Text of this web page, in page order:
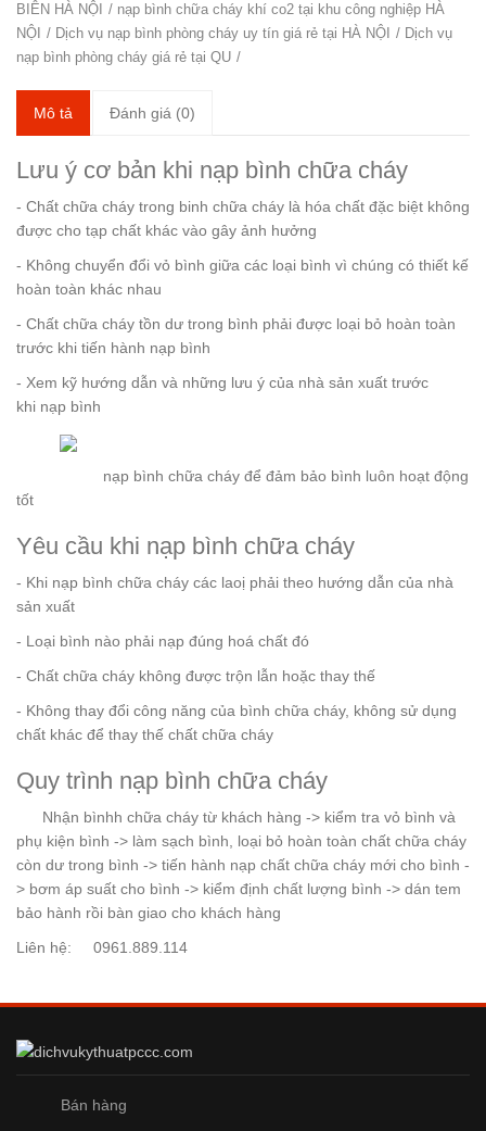
BIÊN HÀ NỘI
nạp bình chữa cháy khí co2 tại khu công nghiệp HÀ
NỘI
Dịch vụ nạp bình phòng cháy uy tín giá rẻ tại HÀ NỘI
Dịch vụ
nạp bình phòng cháy giá rẻ tại QU
Mô tả Đánh giá (0)
Lưu ý cơ bản khi nạp bình chữa cháy
- Chất chữa cháy trong binh chữa cháy là hóa chất đặc biệt không
được cho tạp chất khác vào gây ảnh hưởng
- Không chuyển đổi vỏ bình giữa các loại bình vì chúng có thiết kế
hoàn toàn khác nhau
- Chất chữa cháy tồn dư trong bình phải được loại bỏ hoàn toàn
trước khi tiến hành nạp bình
- Xem kỹ hướng dẫn và những lưu ý của nhà sản xuất trước
khi nạp bình
nạp bình chữa cháy để đảm bảo bình luôn hoạt động
tốt
Yêu cầu khi nạp bình chữa cháy
- Khi nạp bình chữa cháy các laoị phải theo hướng dẫn của nhà
sản xuất
- Loại bình nào phải nạp đúng hoá chất đó
- Chất chữa cháy không được trộn lẫn hoặc thay thế
- Không thay đổi công năng của bình chữa cháy, không sử dụng
chất khác để thay thế chất chữa cháy
Quy trình nạp bình chữa cháy
Nhận bìnhh chữa cháy từ khách hàng -> kiểm tra vỏ bình và
phụ kiện bình -> làm sạch bình, loại bỏ hoàn toàn chất chữa cháy
còn dư trong bình -> tiến hành nạp chất chữa cháy mới cho bình -
> bơm áp suất cho bình -> kiểm định chất lượng bình -> dán tem
bảo hành rồi bàn giao cho khách hàng
Liên hệ: 0961.889.114
Bán hàng